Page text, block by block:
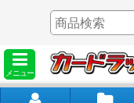
メニュー